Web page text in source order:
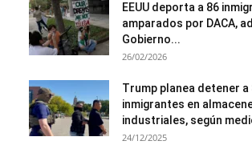
EEUU deporta a 86
amparados por DACA,
Gobierno...
26/02/2026
Trump planea detener a
inmigrantes en
industriales, según
24/12/2025